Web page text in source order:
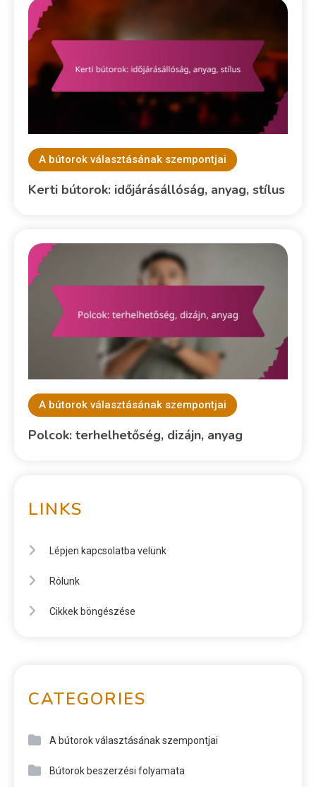
A bútorok választásának szempontjai
Kerti bútorok: időjárásállóság, anyag, stílus
A bútorok választásának szempontjai
Polcok: terhelhetőség, dizájn, anyag
LINKS
Lépjen kapcsolatba velünk
Rólunk
Cikkek böngészése
CATEGORIES
A bútorok választásának szempontjai
Bútorok beszerzési folyamata